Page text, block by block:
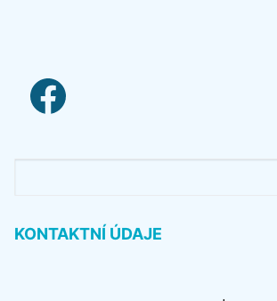
facebook link
KONTAKTNÍ ÚDAJE